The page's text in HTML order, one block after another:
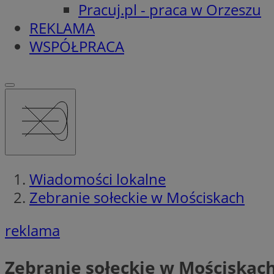
Pracuj.pl - praca w Orzeszu
REKLAMA
WSPÓŁPRACA
Wiadomości lokalne
Zebranie sołeckie w Mościskach
reklama
Zebranie sołeckie w